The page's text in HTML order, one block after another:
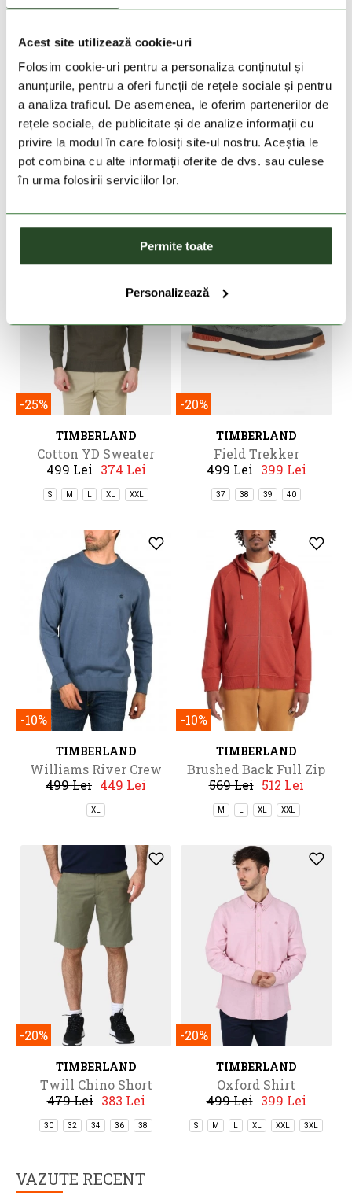
Acest site utilizează cookie-uri
Folosim cookie-uri pentru a personaliza conținutul și
anunțurile, pentru a oferi funcții de rețele sociale și pentru
a analiza traficul. De asemenea, le oferim partenerilor de
rețele sociale, de publicitate și de analize informații cu
privire la modul în care folosiți site-ul nostru. Aceștia le
pot combina cu alte informații oferite de dvs. sau culese
în urma folosirii serviciilor lor.
Permite toate
Personalizează
functioneaza astazi ca parte a VF Corporation si este
priveste productiei de incaltaminte, imbracamintea si accesorii
de calitate. Clientii aleg aceste produse datorita calitatii
exceptionale si durabile, precum si pentru lucrarea maiastra,
fiind convinsi ca incaltamintea Timberland este proiectata in asa
fel ca ea sa reziste si la cele mai severe conditii meteorologice.
MAI MULTE PRODUSE DE LA BRAND
-25%
TIMBERLAND
Cotton YD Sweater
499 Lei 374 Lei
S M XL XXL
-20%
TIMBERLAND
Field Trekker
499 Lei 399 Lei
37 38 39 40
-10%
TIMBERLAND
Williams River Crew
499 Lei 449 Lei
XL
-10%
TIMBERLAND
Brushed Back Full Zip
Hoodie
569 Lei 512 Lei
M XL XXL
-20%
TIMBERLAND
Twill Chino Short
479 Lei 383 Lei
30 32 34 36 38
-20%
TIMBERLAND
Oxford Shirt
499 Lei 399 Lei
S M XL XXL 3XL
VAZUTE RECENT